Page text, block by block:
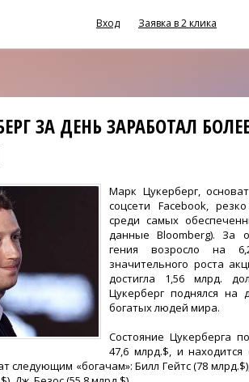
Вход Заявка в 2 клика
ЗА ДЕНЬ ЗАРАБОТАЛ
Марк Цукерберг,
соцсети Facebook,
среди самых
данные Bloomberg). За
гения возросло на
значительного роста
достигла 1,56 млрд.
Цукерберг поднялся на
богатых людей мира.
Состояние Цукерберга
47,6 млрд.$, и
следующим «богачам»: Билл Гейтс (78